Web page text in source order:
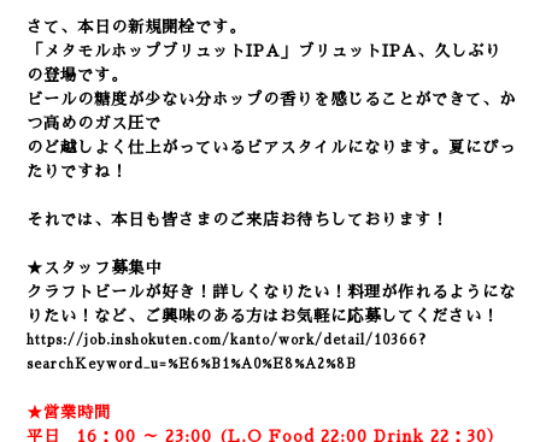
さて、本日の新規開栓です。
「メタモルホップブリュットIPA」ブリュットIPA、久しぶり
の登場です。
ビールの糖度が少ない分ホップの香りを感じることができて、か
つ高めのガス圧で
のど越しよく仕上がっているビアスタイルになります。夏にぴっ
たりですね！
それでは、本日も皆さまのご来店お待ちしております！
★スタッフ募集中
クラフトビールが好き！詳しくなりたい！ 料理が作れるようにな
りたい！など、
ご興味のある方はお気軽に応募してください！
https://job.inshokuten.com/kanto/work/detail/10366?
searchKeyword_u=%E6%B1%A0%E8%A2%8B
★営業時間
平日 16：00 ～ 23:00 (L.O Food 22:00 Drink 22：30）